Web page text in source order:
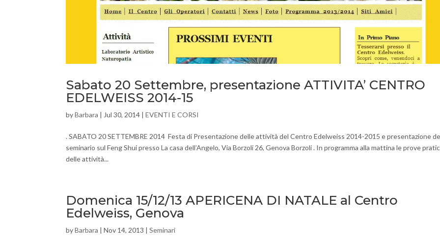
Sabato 20 Settembre, presentazione ATTIVITA’ CENTRO
EDELWEISS 2014-15
byBarbara | Jul 30, 2014 |EVENTI E CORSI
. SABATO 20 SETTEMBRE 2014 Festa di Presentazione delle attività del Centro Edelweiss 2014-2015 e presentazione
seminario sul Feng Shui presso La casa dell’Angelo, Via Borzoli 26, Genova Borzoli . In programma alla mattina le prove
delle attività...
Domenica 15/12/13 APERICENA DI NATALE al Centro
Edelweiss, Genova
byBarbara |Nov 14, 2013 |Seminari